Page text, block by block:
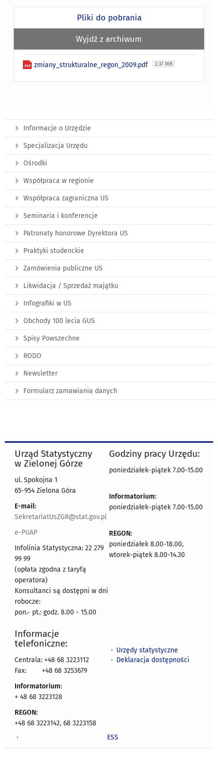
Pliki do pobrania
Wyjdź z archiwum
zmiany_strukturalne_regon_2009.pdf 2.37 MB
Informacje o Urzędzie
Specjalizacja Urzędu
Ośrodki
Współpraca w regionie
Współpraca zagraniczna US
Seminaria i konferencje
Patronaty honorowe Dyrektora US
Praktyki studenckie
Zamówienia publiczne US
Likwidacja / Sprzedaż majątku
Infografiki w US
Obchody 100 lecia GUS
Spisy Powszechne
RODO
Newsletter
Formularz zamawiania danych
Urząd Statystyczny
w Zielonej Górze
ul. Spokojna 1
65-954 Zielona Góra
E-mail:
SekretariatUsZGR@stat.gov.pl
e-PUAP
Infolinia Statystyczna: 22 279
99 99
(opłata zgodna z taryfą
operatora)
Konsultanci są dostępni w dni
robocze:
pon.- pt.: godz. 8.00 - 15.00
Godziny pracy Urzędu:
poniedziałek-piątek 7.00-15.00
Informatorium:
poniedziałek-piątek 7.00-15.00
REGON:
poniedziałek 8.00-18.00,
wtorek-piątek 8.00-14.30
Informacje
telefoniczne:
Centrala: +48 68 3223112
Fax:
+48 68 3253679
Informatorium:
+ 48 68 3223128
REGON:
+48 68 3223142, 68 3223158
Urzędy statystyczne
Deklaracja dostępności
ESS